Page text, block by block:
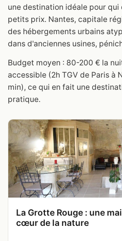
une destination idéale pour
petits prix. Nantes, capitale
des hébergements urbains
dans d'anciennes usines,
Budget moyen : 80-200 € la
accessible (2h TGV de Paris à
min), ce qui en fait une
pratique.
La Grotte Rouge : une
cœur de la nature